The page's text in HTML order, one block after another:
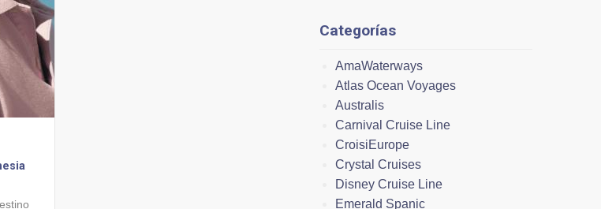
Categorías
AmaWaterways
Atlas Ocean Voyages
Australis
Carnival Cruise Line
CroisiEurope
Crystal Cruises
Disney Cruise Line
Emerald Spanic